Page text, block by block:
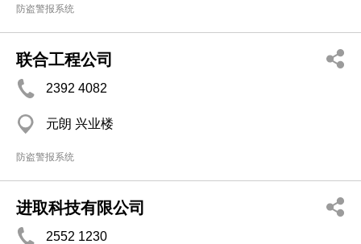
防盗警报系统
联合工程公司
2392 4082
元朗 兴业楼
防盗警报系统
进取科技有限公司
2552 1230